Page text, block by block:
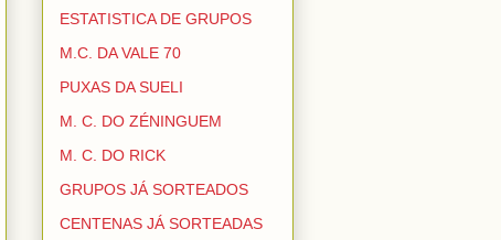
ESTATISTICA DE GRUPOS
M.C. DA VALE 70
PUXAS DA SUELI
M. C. DO ZÉNINGUEM
M. C. DO RICK
GRUPOS JÁ SORTEADOS
CENTENAS JÁ SORTEADAS